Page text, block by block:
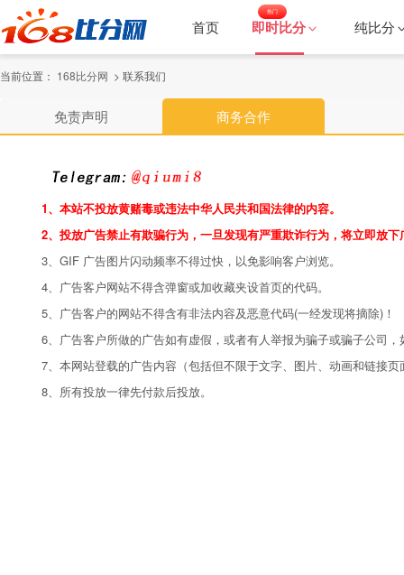
首页 即时比分
热门
纯比分
当前位置： 168比分网 > 联系我们
免责声明 商务合作
1、本站不投放黄赌毒或违法中华人民共和国法律的内容。
2、投放广告禁止有欺骗行为，一旦发现有严重欺诈行为，将立即放
3、GIF 广告图片闪动频率不得过快，以免影响客户浏览。
4、广告客户网站不得含弹窗或加收藏夹设首页的代码。
5、广告客户的网站不得含有非法内容及恶意代码(一经发现将摘除)！
6、广告客户所做的广告如有虚假，或者有人举报为骗子或骗子公司
7、本网站登载的广告内容（包括但不限于文字、图片、动画和链接
8、所有投放一律先付款后投放。